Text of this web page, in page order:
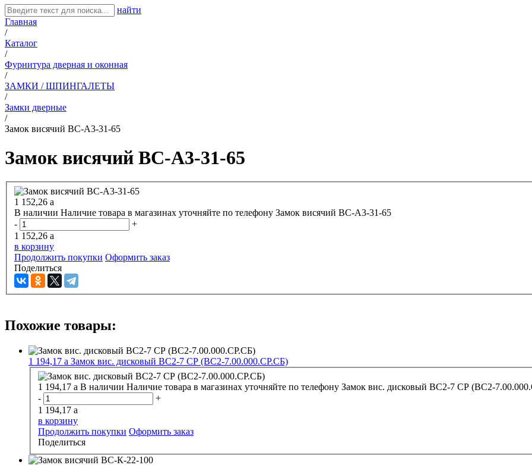
найти
Главная
/
Каталог
/
Фурнитура дверная и оконная
/
ЗАМКИ / ШПИНГАЛЕТЫ
/
Замки дверные
/
Замок висячий ВС-А3-31-65
Замок висячий ВС-А3-31-65
1 152,26 a
В наличии Наличие товара в магазинах уточняйте по телефону Замок висячий ВС-А3-31-65
-
+
1 152,26 a
в корзину
Продолжить покупки Оформить заказ
Поделиться
Похожие товары:
1 194,17 a Замок вис. дисковый ВС2-7 СР (ВС2-7.00.000.СР.СБ)
1 194,17 a В наличии Наличие товара в магазинах уточняйте по телефону Замок вис. дисковый ВС2-7 СР (ВС2-
-
+
1 194,17 a
в корзину
Продолжить покупки Оформить заказ
Поделиться